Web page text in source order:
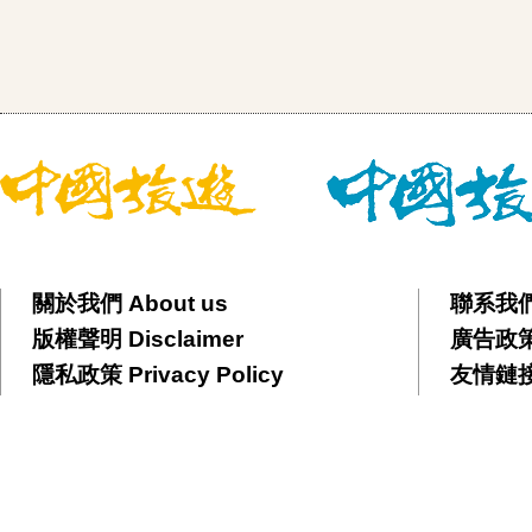
關於我們 About us
版權聲明 Disclaimer
隱私政策 Privacy Policy
聯系我
廣告政
友情鏈